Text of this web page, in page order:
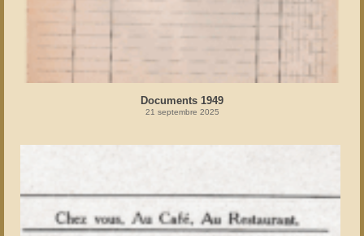
Documents 1949
21 septembre 2025